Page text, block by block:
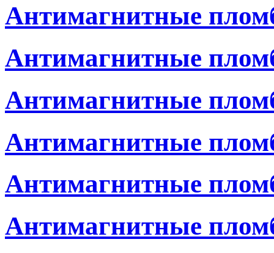
Антимагнитные
Антимагнитные
Антимагнитные
Антимагнитные
Антимагнитные
Антимагнитные